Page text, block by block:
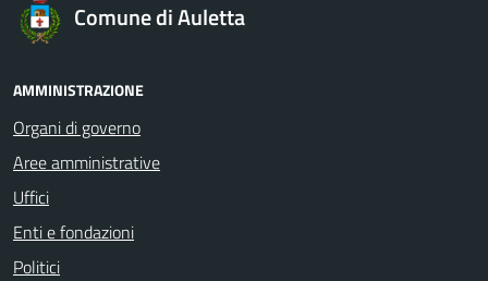
Comune di Auletta
AMMINISTRAZIONE
Organi di governo
Aree amministrative
Uffici
Enti e fondazioni
Politici